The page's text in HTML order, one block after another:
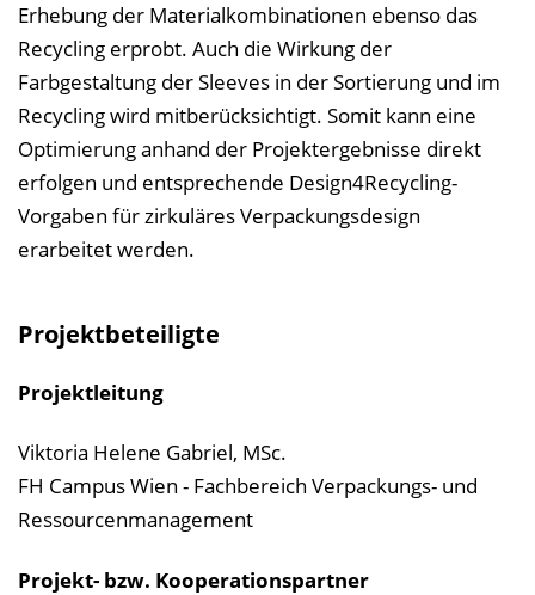
Erhebung der Materialkombinationen ebenso das
Recycling erprobt. Auch die Wirkung der
Farbgestaltung der Sleeves in der Sortierung und im
Recycling wird mitberücksichtigt. Somit kann eine
Optimierung anhand der Projektergebnisse direkt
erfolgen und entsprechende Design4Recycling-
Vorgaben für zirkuläres Verpackungsdesign
erarbeitet werden.
Projektbeteiligte
Projektleitung
Viktoria Helene Gabriel, MSc.
FH Campus Wien - Fachbereich Verpackungs- und
Ressourcenmanagement
Projekt- bzw. Kooperationspartner